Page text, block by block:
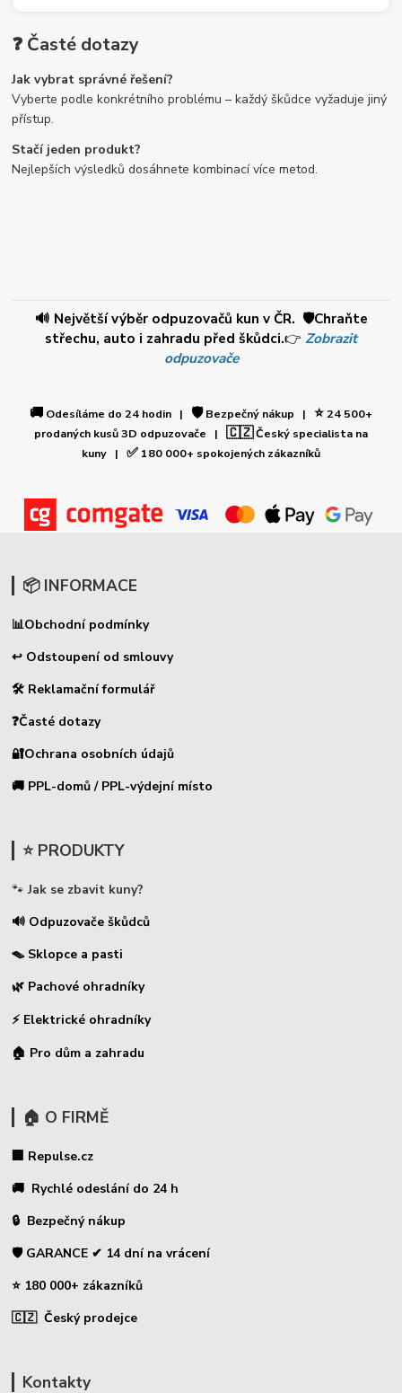
❓ Časté dotazy
Jak vybrat správné řešení?
Vyberte podle konkrétního problému – každý škůdce vyžaduje jiný
přístup.
Stačí jeden produkt?
Nejlepších výsledků dosáhnete kombinací více metod.
🔊 Největší výběr odpuzovačů kun v ČR. 🛡️Chraňte
střechu, auto i zahradu před škůdci.👉 Zobrazit
odpuzovače
🚚 Odesíláme do 24 hodin | 🛡️Bezpečný nákup | ⭐24 500+
prodaných kusů 3D odpuzovače | 🇨🇿Český specialista na
kuny | ✅ 180 000+ spokojených zákazníků
📦 INFORMACE
📊Obchodní podmínky
↩ Odstoupení od smlouvy
🛠 Reklamační formulář
❓Časté dotazy
🔐Ochrana osobních údajů
🚚 PPL-domů / PPL-výdejní místo
⭐ PRODUKTY
🐾 Jak se zbavit kuny?
🔊 Odpuzovače škůdců
🪤 Sklopce a pasti
🌿 Pachové ohradníky
⚡ Elektrické ohradníky
🏠 Pro dům a zahradu
🏠 O FIRMĚ
🏢 Repulse.cz
🚚 Rychlé odeslání do 24 h
🔒 Bezpečný nákup
🛡️ GARANCE ✔ 14 dní na vrácení
⭐ 180 000+ zákazníků
🇨🇿 Český prodejce
Kontakty